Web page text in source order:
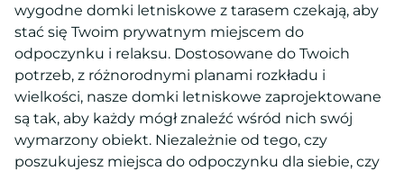
wygodne domki letniskowe z tarasem czekają, aby
stać się Twoim prywatnym miejscem do
odpoczynku i relaksu. Dostosowane do Twoich
potrzeb, z różnorodnymi planami rozkładu i
wielkości, nasze domki letniskowe zaprojektowane
są tak, aby każdy mógł znaleźć wśród nich swój
wymarzony obiekt. Niezależnie od tego, czy
poszukujesz miejsca do odpoczynku dla siebie, czy